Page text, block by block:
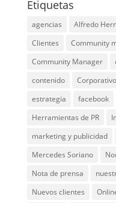
Etiquetas
agencias Alfredo
Clientes
Community
Community Manager
contenido
Corporativo
estrategia
facebook
Herramientas de PR
marketing y publicidad
Mercedes Soriano
Nota de prensa
Nuevos clientes